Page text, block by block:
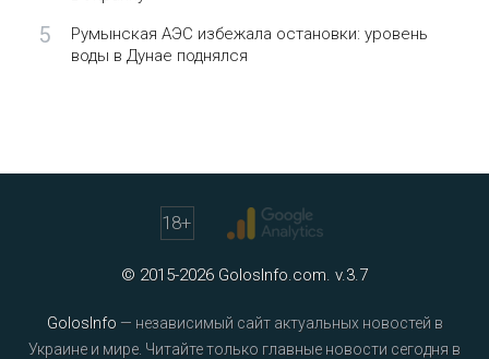
5
Румынская АЭС избежала остановки: уровень
воды в Дунае поднялся
18+
© 2015-2026 GolosInfo.com. v.3.7
GolosInfo — независимый сайт актуальных новостей в
Украине и мире. Читайте только главные новости сегодня в